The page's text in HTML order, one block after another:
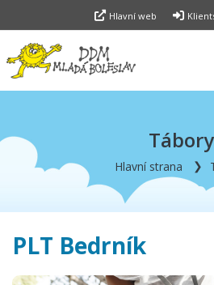
Hlavní web
Tábory
Hlavní strana
PLT Bedrník